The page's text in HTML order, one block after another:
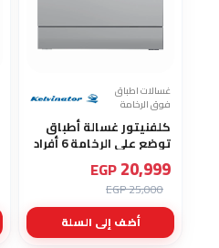
غسالات اطباق
فوق الرخامة
كلفنيتور غسالة أطباق
توضع علي الرخامة 6 أفراد
7 برامج انفرتر KDW6-
3602E
20,999
EGP
25,000 EGP
أضف إلى السلة